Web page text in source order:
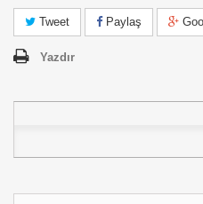
Tweet Paylaş
Yazdır